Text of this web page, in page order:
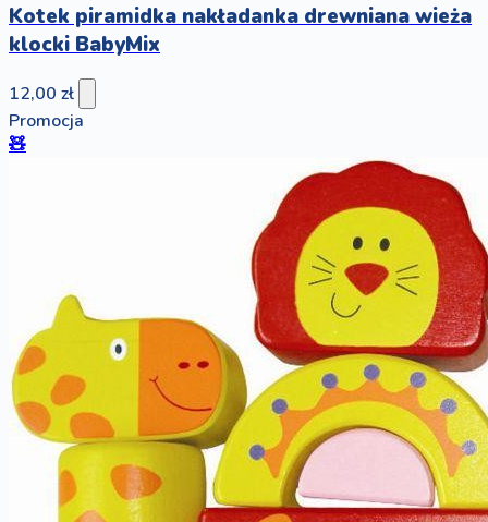
Kotek piramidka nakładanka drewniana wieża
klocki BabyMix
12,00 zł
Promocja
🧸